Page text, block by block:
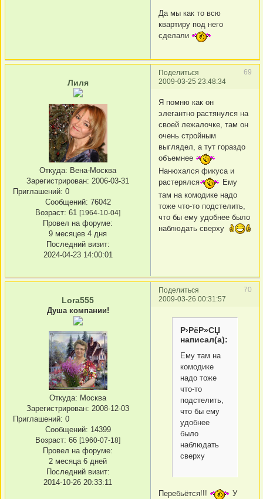
Да мы как то всю
квартиру под него
сделали
Поделиться
69
2009-03-25 23:48:34
Лиля
Откуда: Вена-Москва
Зарегистрирован: 2006-03-31
Приглашений: 0
Сообщений: 76042
Возраст: 61 [1964-10-04]
Провел на форуме:
9 месяцев 4 дня
Последний визит:
2024-04-23 14:00:01
Я помню как он
элегантно растянулся на
своей лежалочке, там он
очень стройным
выглядел, а тут гораздо
объемнее
Нанюхался фикуса и
растерялся
Ему
там на комодике надо
тоже что-то подстелить,
что бы ему удобнее было
наблюдать сверху
Поделиться
70
2009-03-26 00:31:57
Lora555
Душа компании!
Откуда: Москва
Зарегистрирован: 2008-12-03
Приглашений: 0
Сообщений: 14399
Возраст: 66 [1960-07-18]
Провел на форуме:
2 месяца 6 дней
Последний визит:
2014-10-26 20:33:11
Р›РёР»СЏ
написал(а):
Ему там на
комодике
надо тоже
что-то
подстелить,
что бы ему
удобнее
было
наблюдать
сверху
Перебьётся!!!
У